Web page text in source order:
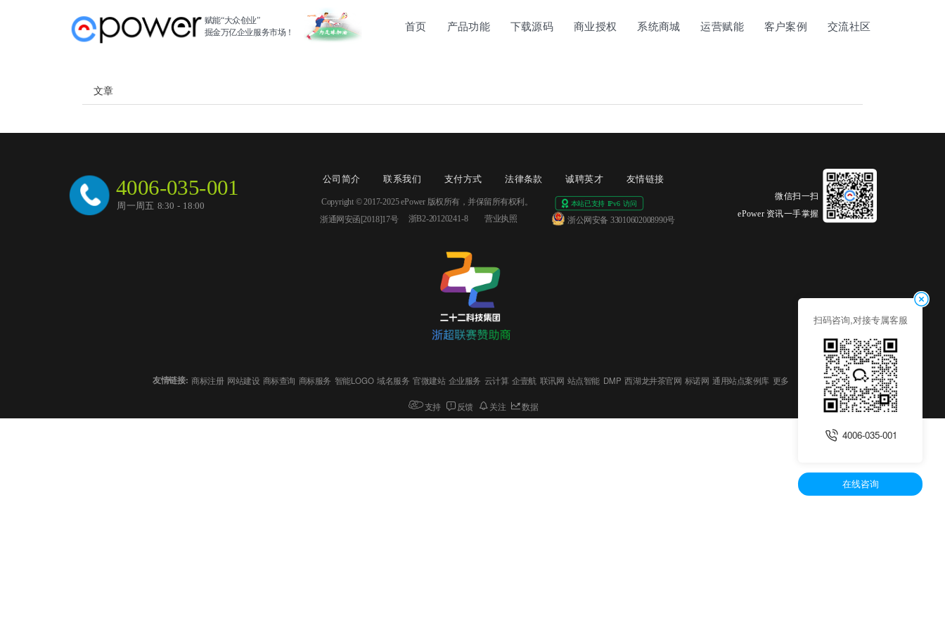
首页 产品功能 下载源码 商业授权 系统商城 运营赋能 客户案例 交流社区
赋能“大众创业”
掘金万亿企业服务市场！
文章
公司简介 联系我们 支付方式 法律条款 诚聘英才 友情链接
4006-035-001
周一周五 8:30 - 18:00
微信扫一扫
ePower 资讯一手掌握
Copyright © 2017-2025 ePower 版权所有，并保留所有权利。
浙通网安函[2018]17号
浙B2-20120241-8 营业执照 浙公网安备 33010602008990号
友情链接: 商标注册 网站建设 商标查询 商标服务 智能LOGO 域名服务 官微建站 企业服务 云计算 企壹航 联讯网 站点智能 DMP 西湖龙井茶官网 标诺网 通用站点案例库 更多
支持 反馈 关注 数据
扫码咨询,对接专属客服
4006-035-001
在线咨询